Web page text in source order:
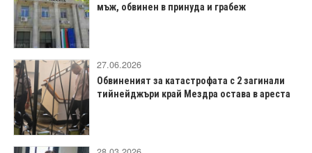
мъж, обвинен в принуда и грабеж
27.06.2026
Обвиненият за катастрофата с 2 загинали
тийнейджъри край Мездра остава в ареста